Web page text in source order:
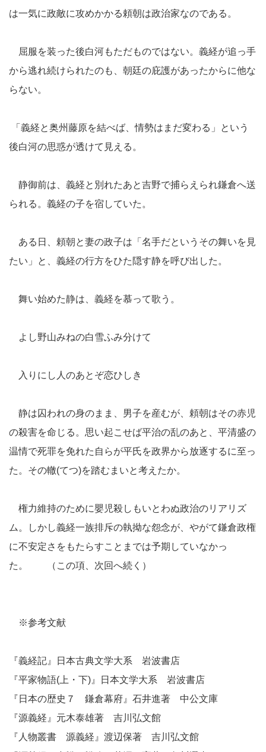
は一気に政敵に攻めかかる頼朝は政治家なのである。
屈服を装った後白河もただものではない。義経が追っ手
から逃れ続けられたのも、朝廷の庇護があったからに他な
らない。
「義経と奥州藤原を結べば、情勢はまだ変わる」という
後白河の思惑が透けて見える。
静御前は、義経と別れたあと吉野で捕らえられ鎌倉へ送
られる。義経の子を宿していた。
ある日、頼朝と妻の政子は「名手だというその舞いを見
たい」と、義経の行方をひた隠す静を呼び出した。
舞い始めた静は、義経を慕って歌う。
よし野山みねの白雪ふみ分けて
入りにし人のあとぞ恋ひしき
静は囚われの身のまま、男子を産むが、頼朝はその赤児
の殺害を命じる。思い起こせば平治の乱のあと、平清盛の
温情で死罪を免れた自らが平氏を政界から放逐するに至っ
た。その轍(てつ)を踏むまいと考えたか。
権力維持のために嬰児殺しもいとわぬ政治のリアリズ
ム。しかし義経一族排斥の執拗な怨念が、やがて鎌倉政権
に不安定さをもたらすことまでは予期していなかっ
た。 （この項、次回へ続く）
※参考文献
『義経記』日本古典文学大系 岩波書店
『平家物語(上・下)』日本文学大系 岩波書店
『日本の歴史７ 鎌倉幕府』石井進著 中公文庫
『源義経』元木泰雄著 吉川弘文館
『人物叢書 源義経』渡辺保著 吉川弘文館